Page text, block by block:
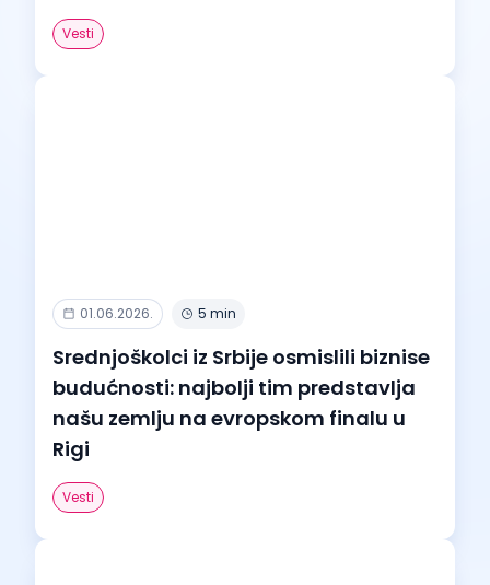
Vesti
01.06.2026. 5 min
Srednjoškolci iz Srbije osmislili biznise
budućnosti: najbolji tim predstavlja
našu zemlju na evropskom finalu u
Rigi
Vesti